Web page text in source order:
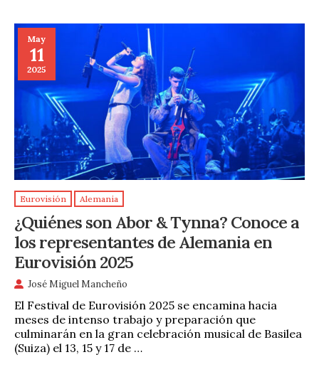
May
11
2025
Eurovisión Alemania
¿Quiénes son Abor & Tynna? Conoce a
los representantes de Alemania en
Eurovisión 2025
José Miguel Mancheño
El Festival de Eurovisión 2025 se encamina hacia
meses de intenso trabajo y preparación que
culminarán en la gran celebración musical de Basilea
(Suiza) el 13, 15 y 17 de …